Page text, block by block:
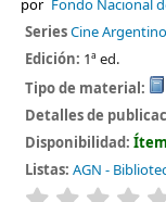
por Fondo Nacional
SeriesCine Argentino
Edición: 1ª ed.
Tipo de material:
Detalles de
Disponibilidad:
Listas: AGN -
valoración